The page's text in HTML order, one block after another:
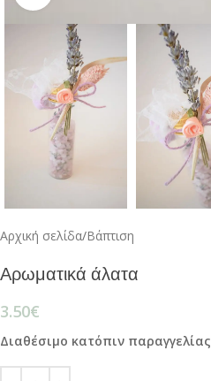
Αρχική σελίδα/Βάπτιση
Αρωματικά άλατα
3.50€
Διαθέσιμο κατόπιν παραγγελίας